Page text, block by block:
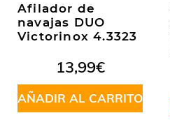
Afilador de
navajas DUO
Victorinox 4.3323
13,99€
AÑADIR AL CARRITO